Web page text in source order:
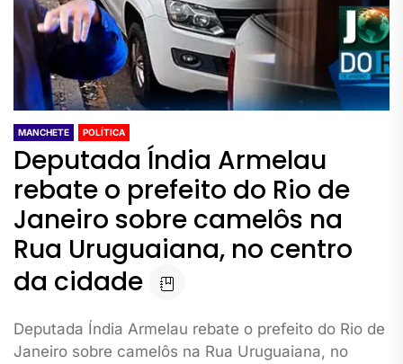
MANCHETE POLÍTICA
Deputada Índia Armelau
rebate o prefeito do Rio de
Janeiro sobre camelôs na
Rua Uruguaiana, no centro
da cidade
Deputada Índia Armelau rebate o prefeito do Rio de
Janeiro sobre camelôs na Rua Uruguaiana, no